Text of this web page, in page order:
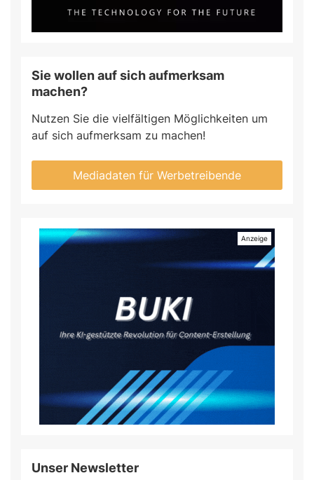
Sie wollen auf sich aufmerksam
machen?
Nutzen Sie die vielfältigen Möglichkeiten um
auf sich aufmerksam zu machen!
Mediadaten für Werbetreibende
Unser Newsletter